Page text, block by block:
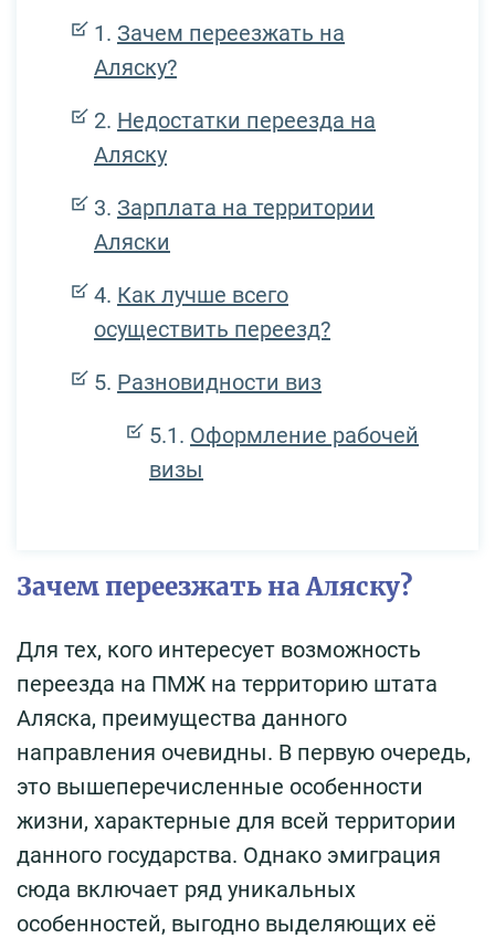
Зачем переезжать на
Аляску?
Недостатки переезда на
Аляску
Зарплата на территории
Аляски
Как лучше всего
осуществить переезд?
Разновидности виз
Оформление рабочей
визы
Зачем переезжать на Аляску?
Для тех, кого интересует возможность
переезда на ПМЖ на территорию штата
Аляска, преимущества данного
направления очевидны. В первую очередь,
это вышеперечисленные особенности
жизни, характерные для всей территории
данного государства. Однако эмиграция
сюда включает ряд уникальных
особенностей, выгодно выделяющих её